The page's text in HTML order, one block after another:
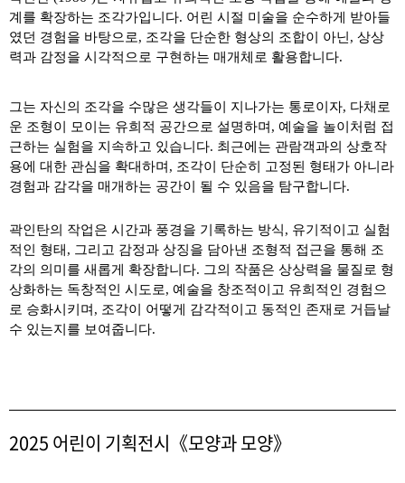
계를 확장하는 조각가입니다. 어린 시절 미술을 순수하게 받아들
였던 경험을 바탕으로, 조각을 단순한 형상의 조합이 아닌 , 상상
력과 감정을 시각적으로 구현하는 매개체로 활용합니다.
그는 자신의 조각을 수많은 생각들이 지나가는 통로이자, 다채로
운 조형이 모이는 유희적 공간으로 설명하며, 예술을 놀이처럼 접
근하는 실험을 지속하고 있습니다. 최근에는 관람객과의 상호작
용에 대한 관심을 확대하며, 조각이 단순히 고정된 형태가 아니라
경험과 감각을 매개하는 공간이 될 수 있음을 탐구합니다.
곽인탄의 작업은 시간과 풍경을 기록하는 방식, 유기적이고 실험
적인 형태, 그리고 감정과 상징을 담아낸 조형적 접근을 통해 조
각의 의미를 새롭게 확장합니다. 그의 작품은 상상력을 물질로 형
상화하는 독창적인 시도로, 예술을 창조적이고 유희적인 경험으
로 승화시키며, 조각이 어떻게 감각적이고 동적인 존재로 거듭날
수 있는지를 보여줍니다.
2025 어린이 기획전시《모양과 모양》